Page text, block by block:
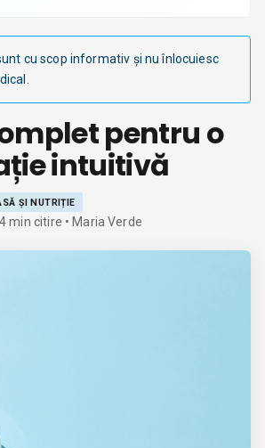
cu scop informativ și nu înlocuiesc
pentru o
intuitivă
ȘI NUTRIȚIE
4min citire • Maria Verde